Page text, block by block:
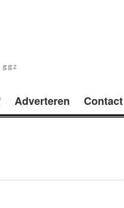
Adverteren Contact